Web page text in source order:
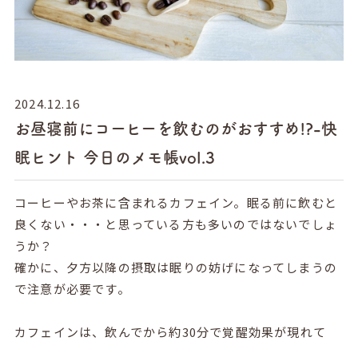
2024.12.16
お昼寝前にコーヒーを飲むのがおすすめ!?-快
眠ヒント 今日のメモ帳vol.3
コーヒーやお茶に含まれるカフェイン。眠る前に飲むと
良くない・・・と思っている方も多いのではないでしょ
うか？
確かに、夕方以降の摂取は眠りの妨げになってしまうの
で注意が必要です。
カフェインは、飲んでから約30分で覚醒効果が現れて